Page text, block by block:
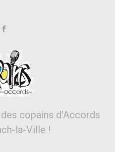
copains d'Accords
la-Ville !